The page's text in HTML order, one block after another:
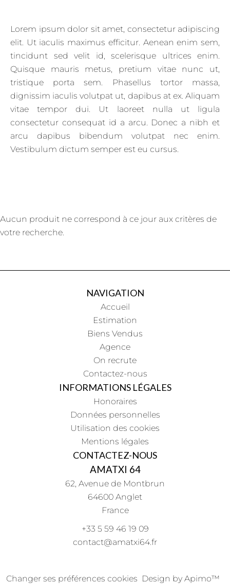
Lorem ipsum dolor sit amet, consectetur adipiscing
elit. Ut iaculis maximus efficitur. Aenean enim sem,
tincidunt sed velit id, scelerisque ultrices enim.
Quisque mauris metus, pretium vitae nunc ut,
tristique porta sem. Phasellus tortor massa,
dignissim iaculis volutpat ut, dapibus at ex. Aliquam
vitae tempor dui. Ut laoreet nulla ut ligula
consectetur consequat id a arcu. Donec a nibh et
arcu dapibus bibendum volutpat nec enim.
Vestibulum dictum semper est eu cursus.
Aucun produit ne correspond à ce jour aux critères de
votre recherche.
NAVIGATION
Accueil
Estimation
Biens Vendus
Agence
On recrute
Contactez-nous
INFORMATIONS LÉGALES
Honoraires
Données personnelles
Utilisation des cookies
Mentions légales
CONTACTEZ-NOUS
AMATXI 64
62, Avenue de Montbrun
64600 Anglet
France
+33 5 59 46 19 09
contact@amatxi64.fr
Changer ses préférences cookies Design by Apimo™